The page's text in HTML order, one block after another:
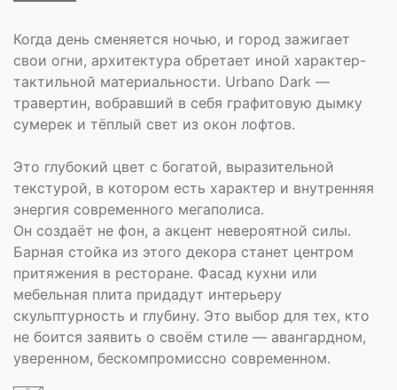
Когда день сменяется ночью, и город зажигает
свои огни, архитектура обретает иной характер-
тактильной материальности. Urbano Dark —
травертин, вобравший в себя графитовую дымку
сумерек и тёплый свет из окон лофтов.
Это глубокий цвет с богатой, выразительной
текстурой, в котором есть характер и внутренняя
энергия современного мегаполиса.
Он создаёт не фон, а акцент невероятной силы.
Барная стойка из этого декора станет центром
притяжения в ресторане. Фасад кухни или
мебельная плита придадут интерьеру
скульптурность и глубину. Это выбор для тех, кто
не боится заявить о своём стиле — авангардном,
уверенном, бескомпромиссно современном.